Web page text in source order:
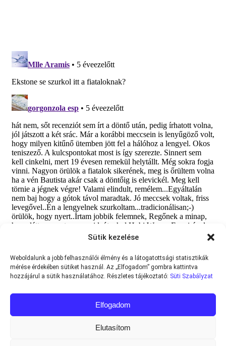
Sütik kezelése
Weboldalunk a jobb felhasználói élmény és a látogatottsági statisztikák
mérése érdekében sütiket használ. Az „Elfogadom” gombra kattintva
hozzájárul a sütik használatához. Részletes tájékoztató: Süti Szabályzat
Elfogadom
Elutasítom